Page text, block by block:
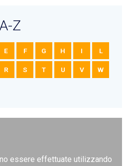
Z
E F G H I L
R S T U V W
essere effettuate utilizzando